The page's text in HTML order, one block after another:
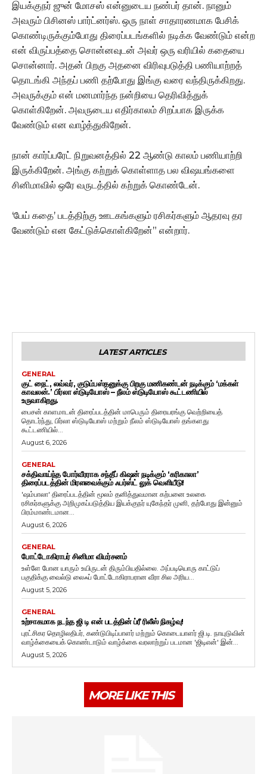
இயக்குநர் ஜுன் மோசஸ் என்னுடைய நண்பர் தான். நானும்
அவரும் பிசினஸ் பார்ட்னர்ஸ். ஒரு நாள் சாதாரணமாக பேசிக்
கொண்டிருக்கும்போது திரைப்படங்களில் நடிக்க வேண்டும் என்ற
என் விருப்பத்தை சொன்னவுடன் அவர் ஒரு வரியில் கதையை
சொன்னார்.‌ அதன் பிறகு அதனை விரிவுபடுத்தி பணியாற்றத்
தொடங்கி அந்தப் பணி தற்போது இங்கு வரை வந்திருக்கிறது.
அவருக்கும் என் மனமார்ந்த நன்றியை தெரிவித்துக்
கொள்கிறேன். அவருடைய எதிர்காலம் சிறப்பாக இருக்க
வேண்டும் என வாழ்த்துகிறேன்.
நான் கார்ப்பரேட் நிறுவனத்தில் 22 ஆண்டு காலம் பணியாற்றி
இருக்கிறேன். அங்கு கற்றுக் கொள்ளாத பல விஷயங்களை
சினிமாவில் ஒரே வருடத்தில் கற்றுக் கொண்டேன்.
‘பேய் கதை’ படத்திற்கு ஊடகங்களும் ரசிகர்களும் ஆதரவு தர
வேண்டும் என கேட்டுக்கொள்கிறேன்” என்றார்.
LATEST ARTICLES
GENERAL
குட் நைட், லவ்வர், குடும்பஸ்தனுக்கு பிறகு மணிகண்டன் நடிக்கும் ‘மக்கள்
காவலன்.’ பிர்லா ஸ்டுடியோஸ் – நீலம் ஸ்டுடியோஸ் கூட்டணியில்
உருவாகிறது.
பைசன் காளமாடன் திரைப்படத்தின் மாபெரும் திரையரங்கு வெற்றியைத்
தொடர்ந்து, பிர்லா ஸ்டுடியோஸ் மற்றும் நீலம் ஸ்டுடியோஸ் தங்களது
கூட்டணியில்...
August 6, 2026
GENERAL
சக்திவாய்ந்த போர்வீரராக சந்தீப் கிஷன் நடிக்கும் ‘கரிகாலா’
திரைப்படத்தின் மிரளவைக்கும் ஃபர்ஸ்ட் லுக் வெளியீடு!
'ஷம்பாலா' திரைப்படத்தின் மூலம் தனித்துவமான கற்பனை உலகை
ரசிகர்களுக்கு அறிமுகப்படுத்திய இயக்குநர் யுகேந்தர் முனி, தற்போது இன்னும்
பிரம்மாண்டமான...
August 6, 2026
GENERAL
போட்டோகிராபர் சினிமா விமர்சனம்
உள்ளே போன யாரும் உயிருடன் திரும்பியதில்லை. அப்படியொரு காட்டுப்
பகுதிக்கு வைல்டு லைஃப் போட்டோகிராபரான வீரா சில அரிய...
August 5, 2026
GENERAL
உற்சாகமாக நடந்த ஜி டி என் படத்தின் ப்ரீ ரிலீஸ் நிகழ்வு!
புரட்சிகர தொழிலதிபர், கண்டுபிடிப்பாளர் மற்றும் கொடையாளர் ஜி.டி. நாயுடுவின்
வாழ்க்கையைக் கொண்டாடும் வாழ்க்கை வரலாற்றுப் படமான 'ஜிடிஎன்' இன்...
August 5, 2026
MORE LIKE THIS